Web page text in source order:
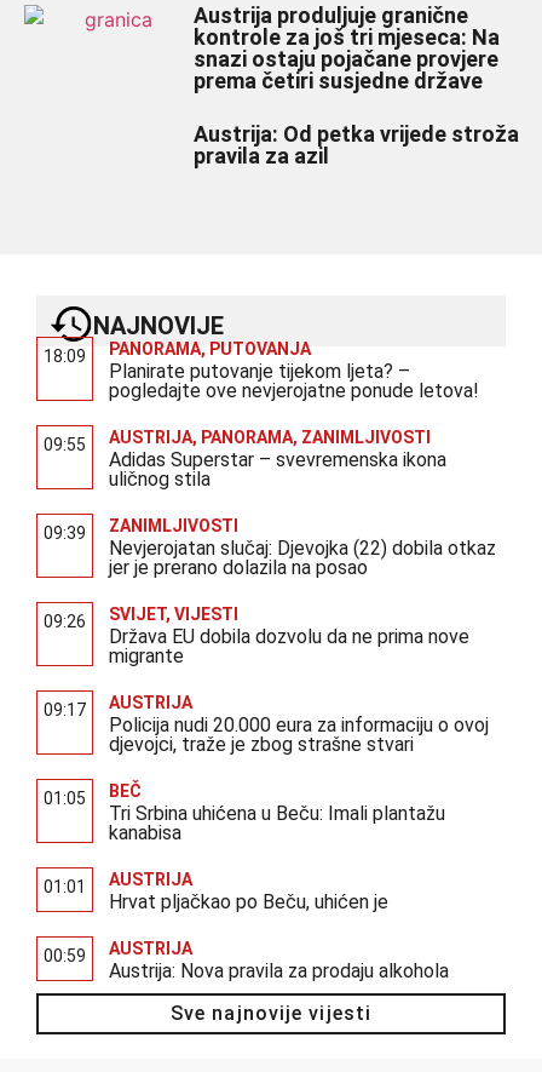
Austrija produljuje granične
kontrole za još tri mjeseca: Na
snazi ostaju pojačane provjere
prema četiri susjedne države
Austrija: Od petka vrijede stroža
pravila za azil
NAJNOVIJE
18:09 PANORAMA, PUTOVANJA
Planirate putovanje tijekom ljeta? –
pogledajte ove nevjerojatne ponude letova!
09:55 AUSTRIJA, PANORAMA, ZANIMLJIVOSTI
Adidas Superstar – svevremenska ikona
uličnog stila
09:39 ZANIMLJIVOSTI
Nevjerojatan slučaj: Djevojka (22) dobila otkaz
jer je prerano dolazila na posao
09:26 SVIJET, VIJESTI
Država EU dobila dozvolu da ne prima nove
migrante
09:17 AUSTRIJA
Policija nudi 20.000 eura za informaciju o ovoj
djevojci, traže je zbog strašne stvari
01:05 BEČ
Tri Srbina uhićena u Beču: Imali plantažu
kanabisa
01:01 AUSTRIJA
Hrvat pljačkao po Beču, uhićen je
00:59 AUSTRIJA
Austrija: Nova pravila za prodaju alkohola
Sve najnovije vijesti